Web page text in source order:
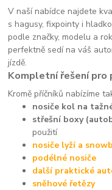
V naší nabídce najdete
s hagusy, fixpointy i
podle značky, modelu a
perfektně sedí na váš
jízdě.
Kompletní řešení pro
Kromě příčníků nabízíme
nosiče kol na
střešní boxy
použití
nosiče lyží a
podélné nosiče
další praktické
sněhové řetězy